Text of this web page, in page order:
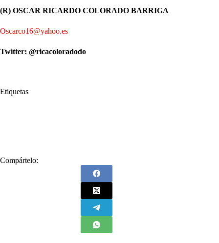
(R) OSCAR RICARDO COLORADO BARRIGA
Oscarco16@yahoo.es
Twitter: @ricacoloradodo
Etiquetas
Compártelo: